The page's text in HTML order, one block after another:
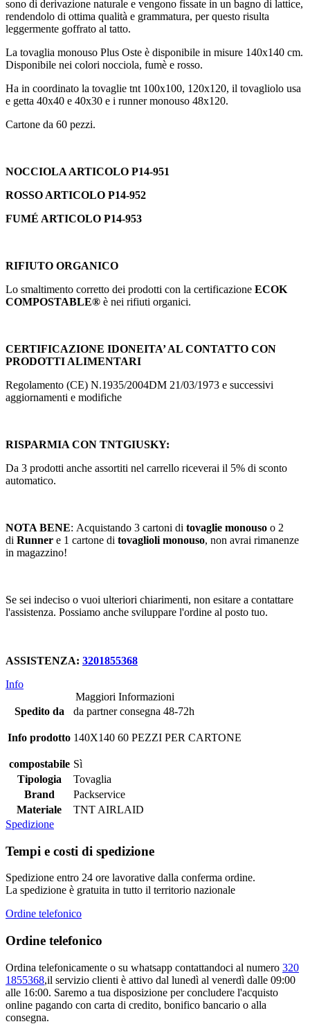
sono di derivazione naturale e vengono fissate in un bagno di lattice,
rendendolo di ottima qualità e grammatura, per questo risulta
leggermente goffrato al tatto.
La tovaglia monouso Plus Oste è disponibile in misure 140x140 cm.
Disponibile nei colori nocciola, fumè e rosso.
Ha in coordinato la tovaglie tnt 100x100, 120x120, il tovagliolo usa
e getta 40x40 e 40x30 e i runner monouso 48x120.
Cartone da 60 pezzi.
NOCCIOLA ARTICOLO P14-951
ROSSO ARTICOLO P14-952
FUMÉ ARTICOLO P14-953
RIFIUTO ORGANICO
Lo smaltimento corretto dei prodotti con la certificazione ECOK
COMPOSTABLE® è nei rifiuti organici.
CERTIFICAZIONE IDONEITA’ AL CONTATTO CON
PRODOTTI ALIMENTARI
Regolamento (CE) N.1935/2004DM 21/03/1973 e successivi
aggiornamenti e modifiche
RISPARMIA CON TNTGIUSKY:
Da 3 prodotti anche assortiti nel carrello riceverai il 5% di sconto
automatico.
NOTA BENE: Acquistando 3 cartoni di tovaglie monouso o 2
di Runner e 1 cartone di tovaglioli monouso, non avrai rimanenze
in magazzino!
Se sei indeciso o vuoi ulteriori chiarimenti, non esitare a contattare
l'assistenza. Possiamo anche sviluppare l'ordine al posto tuo.
ASSISTENZA: 3201855368
Info
Maggiori Informazioni
Spedito da
da partner consegna 48-72h
Info prodotto 140X140 60 PEZZI PER CARTONE
compostabile Sì
Tipologia
Tovaglia
Brand
Packservice
Materiale
TNT AIRLAID
Spedizione
Tempi e costi di spedizione
Spedizione entro 24 ore lavorative dalla conferma ordine.
La spedizione è gratuita in tutto il territorio nazionale
Ordine telefonico
Ordine telefonico
Ordina telefonicamente o su whatsapp contattandoci al numero 320
1855368,il servizio clienti è attivo dal lunedì al venerdì dalle 09:00
alle 16:00. Saremo a tua disposizione per concludere l'acquisto
online pagando con carta di credito, bonifico bancario o alla
consegna.